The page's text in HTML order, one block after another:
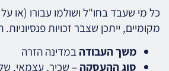
כל מי שעבד בחו"ל ושולמו עבורו (או על
מקומיים, ייתכן שצבר זכויות
משך העבודהבמדינה הזרה
סוג ההעסקה– שכיר, עצמאי,